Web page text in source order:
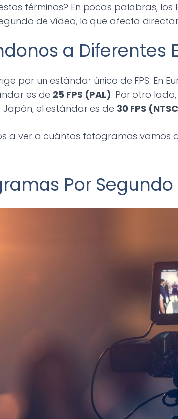
términos? En pocas palabras,
de vídeo, lo que afecta
a Diferentes
por un estándar único de FPS. En
es de 25 FPS (PAL). Por otro
el estándar es de 30 FPS
a ver a cuántos fotogramas vamos
Por Segundo